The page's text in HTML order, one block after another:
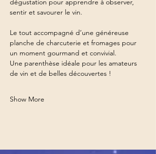
dégustation pour apprendre à observer,
sentir et savourer le vin.
Le tout accompagné d’une généreuse
planche de charcuterie et fromages pour
un moment gourmand et convivial.
Une parenthèse idéale pour les amateurs
de vin et de belles découvertes !
Show More